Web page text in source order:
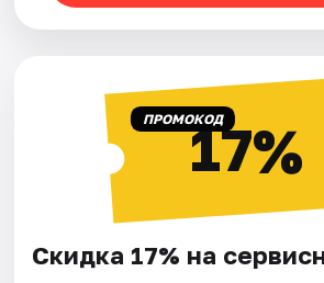
ПРОМОКОД17%
Скидка 17% на